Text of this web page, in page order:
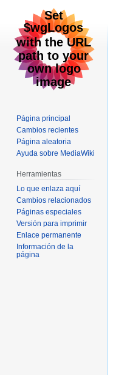
Página principal
Cambios recientes
Página aleatoria
Ayuda sobre MediaWiki
Herramientas
Lo que enlaza aquí
Cambios relacionados
Páginas especiales
Versión para imprimir
Enlace permanente
Información de la
página